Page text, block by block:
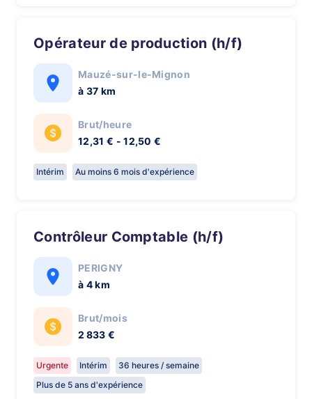
Opérateur de production (h/f)
Mauzé-sur-le-Mignon
à 37 km
Brut/heure
12,31 € - 12,50 €
Intérim Au moins 6 mois d'expérience
Contrôleur Comptable (h/f)
PERIGNY
à 4 km
Brut/mois
2 833 €
Urgente Intérim
36 heures / semaine
Plus de 5 ans d'expérience